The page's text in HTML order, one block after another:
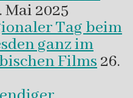
Mai 2025
Tag beim
ganz im
Films26.